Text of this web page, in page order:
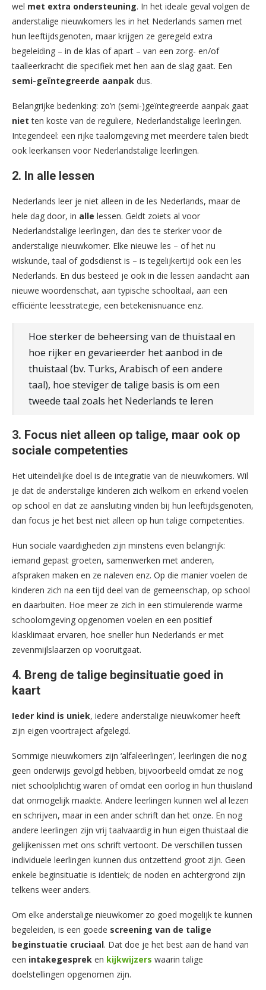
wel met extra ondersteuning. In het ideale geval volgen de
anderstalige nieuwkomers les in het Nederlands samen met
hun leeftijdsgenoten, maar krijgen ze geregeld extra
begeleiding – in de klas of apart – van een zorg- en/of
taalleerkracht die specifiek met hen aan de slag gaat. Een
semi-geïntegreerde aanpak dus.
Belangrijke bedenking: zo’n (semi-)geïntegreerde aanpak gaat
niet ten koste van de reguliere, Nederlandstalige leerlingen.
Integendeel: een rijke taalomgeving met meerdere talen biedt
ook leerkansen voor Nederlandstalige leerlingen.
2. In alle lessen
Nederlands leer je niet alleen in de les Nederlands, maar de
hele dag door, in alle lessen. Geldt zoiets al voor
Nederlandstalige leerlingen, dan des te sterker voor de
anderstalige nieuwkomer. Elke nieuwe les – of het nu
wiskunde, taal of godsdienst is – is tegelijkertijd ook een les
Nederlands. En dus besteed je ook in die lessen aandacht aan
nieuwe woordenschat, aan typische schooltaal, aan een
efficiënte leesstrategie, een betekenisnuance enz.
Hoe sterker de beheersing van de thuistaal en
hoe rijker en gevarieerder het aanbod in de
thuistaal (bv. Turks, Arabisch of een andere
taal), hoe steviger de talige basis is om een
tweede taal zoals het Nederlands te leren
3. Focus niet alleen op talige, maar ook op
sociale competenties
Het uiteindelijke doel is de integratie van de nieuwkomers. Wil
je dat de anderstalige kinderen zich welkom en erkend voelen
op school en dat ze aansluiting vinden bij hun leeftijdsgenoten,
dan focus je het best niet alleen op hun talige competenties.
Hun sociale vaardigheden zijn minstens even belangrijk:
iemand gepast groeten, samenwerken met anderen,
afspraken maken en ze naleven enz. Op die manier voelen de
kinderen zich na een tijd deel van de gemeenschap, op school
en daarbuiten. Hoe meer ze zich in een stimulerende warme
schoolomgeving opgenomen voelen en een positief
klasklimaat ervaren, hoe sneller hun Nederlands er met
zevenmijlslaarzen op vooruitgaat.
4. Breng de talige beginsituatie goed in
kaart
Ieder kind is uniek, iedere anderstalige nieuwkomer heeft
zijn eigen voortraject afgelegd.
Sommige nieuwkomers zijn ‘alfaleerlingen’, leerlingen die nog
geen onderwijs gevolgd hebben, bijvoorbeeld omdat ze nog
niet schoolplichtig waren of omdat een oorlog in hun thuisland
dat onmogelijk maakte. Andere leerlingen kunnen wel al lezen
en schrijven, maar in een ander schrift dan het onze. En nog
andere leerlingen zijn vrij taalvaardig in hun eigen thuistaal die
gelijkenissen met ons schrift vertoont. De verschillen tussen
individuele leerlingen kunnen dus ontzettend groot zijn. Geen
enkele beginsituatie is identiek; de noden en achtergrond zijn
telkens weer anders.
Om elke anderstalige nieuwkomer zo goed mogelijk te kunnen
begeleiden, is een goede screening van de talige
beginstuatie cruciaal. Dat doe je het best aan de hand van
een intakegesprek en kijkwijzers waarin talige
doelstellingen opgenomen zijn.